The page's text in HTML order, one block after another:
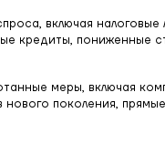
включая налоговые
кредиты, пониженные
меры, включая
поколения,